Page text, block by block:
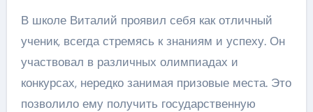
В школе Виталий проявил себя как отличный
ученик, всегда стремясь к знаниям и успеху. Он
участвовал в различных олимпиадах и
конкурсах, нередко занимая призовые места. Это
позволило ему получить государственную